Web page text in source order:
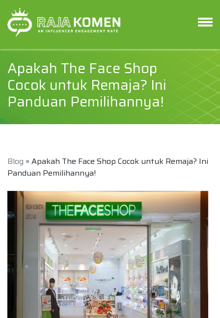
Apakah The Face Shop
Cocok untuk Remaja? Ini
Panduan Pemilihannya!
Blog » Apakah The Face Shop Cocok untuk Remaja? Ini
Panduan Pemilihannya!